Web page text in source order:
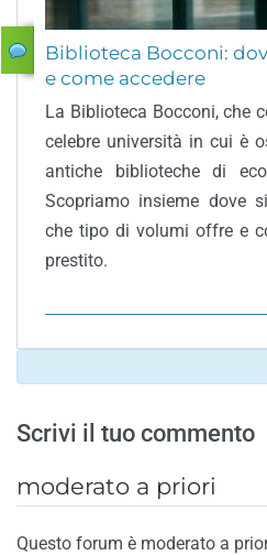
Biblioteca Bocconi:
e come accedere
La Biblioteca Bocconi, che
celebre università in cui è
antiche biblioteche di
Scopriamo insieme dove
che tipo di volumi offre e
prestito.
Scrivi il tuo commento
moderato a priori
Questo forum è moderato a